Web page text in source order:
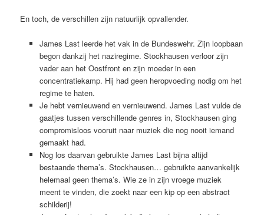
En toch, de verschillen zijn natuurlijk opvallender.
James Last leerde het vak in de Bundeswehr. Zijn loopbaan
begon dankzij het naziregime. Stockhausen verloor zijn
vader aan het Oostfront en zijn moeder in een
concentratiekamp. Hij had geen heropvoeding nodig om het
regime te haten.
Je hebt vernieuwend en vernieuwend. James Last vulde de
gaatjes tussen verschillende genres in, Stockhausen ging
compromisloos vooruit naar muziek die nog nooit iemand
gemaakt had.
Nog los daarvan gebruikte James Last bijna altijd
bestaande thema’s. Stockhausen… gebruikte aanvankelijk
helemaal geen thema’s. Wie ze in zijn vroege muziek
meent te vinden, die zoekt naar een kip op een abstract
schilderij!